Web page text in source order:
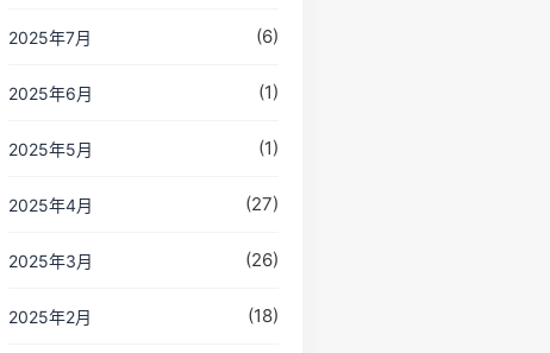
2025年7月 (6)
2025年6月 (1)
2025年5月 (1)
2025年4月 (27)
2025年3月 (26)
2025年2月 (18)